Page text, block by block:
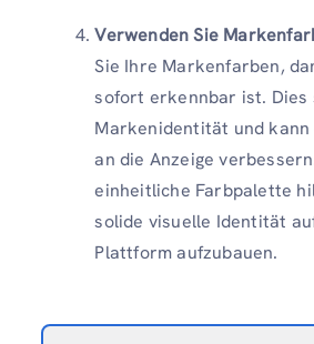
Verwenden Sie
Sie Ihre Markenfarben,
sofort erkennbar ist.
Markenidentität und kann
an die Anzeige
einheitliche Farbpalette
solide visuelle Identität
Plattform aufzubauen.